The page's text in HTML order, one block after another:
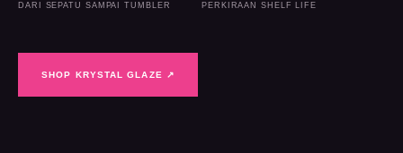
DARI SEPATU SAMPAI TUMBLER PERKIRAAN SHELF LIFE
SHOP KRYSTAL GLAZE ↗